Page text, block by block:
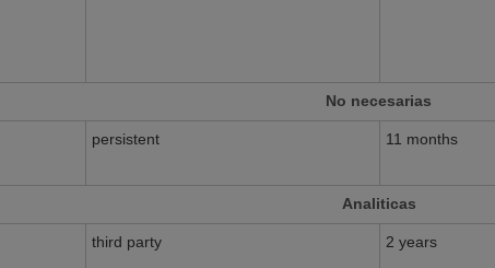
No necesarias
persistent 11 months
Analiticas
third party 2 years